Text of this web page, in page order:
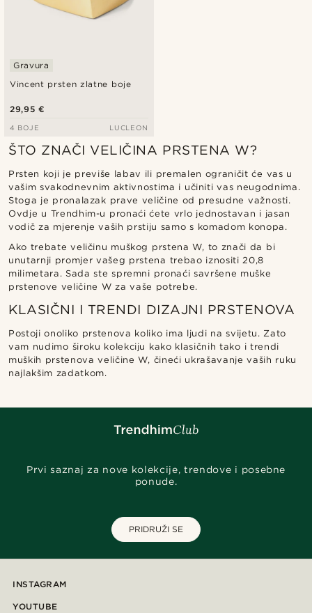
Vincent prsten zlatne boje
Gravura
29,95 €
4 BOJE LUCLEON
ŠTO ZNAČI VELIČINA PRSTENA W?
Prsten koji je previše labav ili premalen ograničit će vas u
vašim svakodnevnim aktivnostima i učiniti vas neugodnima.
Stoga je pronalazak prave veličine od presudne važnosti.
Ovdje u Trendhim-u pronaći ćete vrlo jednostavan i jasan
vodič za mjerenje vaših prstiju samo s komadom konopa.
Ako trebate veličinu muškog prstena W, to znači da bi
unutarnji promjer vašeg prstena trebao iznositi 20,8
milimetara. Sada ste spremni pronaći savršene muške
prstenove veličine W za vaše potrebe.
KLASIČNI I TRENDI DIZAJNI PRSTENOVA
Postoji onoliko prstenova koliko ima ljudi na svijetu. Zato
vam nudimo široku kolekciju kako klasičnih tako i trendi
muških prstenova veličine W, čineći ukrašavanje vaših ruku
najlakšim zadatkom.
Prvi saznaj za nove kolekcije, trendove i posebne
ponude.
PRIDRUŽI SE
INSTAGRAM
YOUTUBE